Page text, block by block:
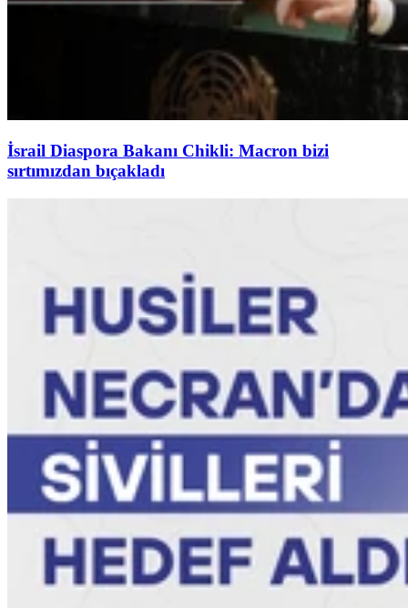
İsrail Diaspora Bakanı Chikli: Macron bizi
sırtımızdan bıçakladı